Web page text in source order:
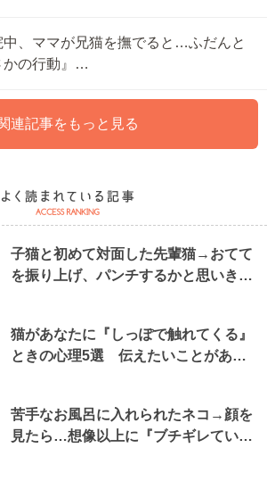
中、ママが兄猫を撫でると…ふだんと
かの行動』…
連記事をもっと見る
子猫と初めて対面した先輩猫→おてて
を振り上げ、パンチするかと思いき…
猫があなたに『しっぽで触れてくる』
ときの心理5選 伝えたいことがあ…
苦手なお風呂に入れられたネコ→顔を
見たら…想像以上に『ブチギレてい…